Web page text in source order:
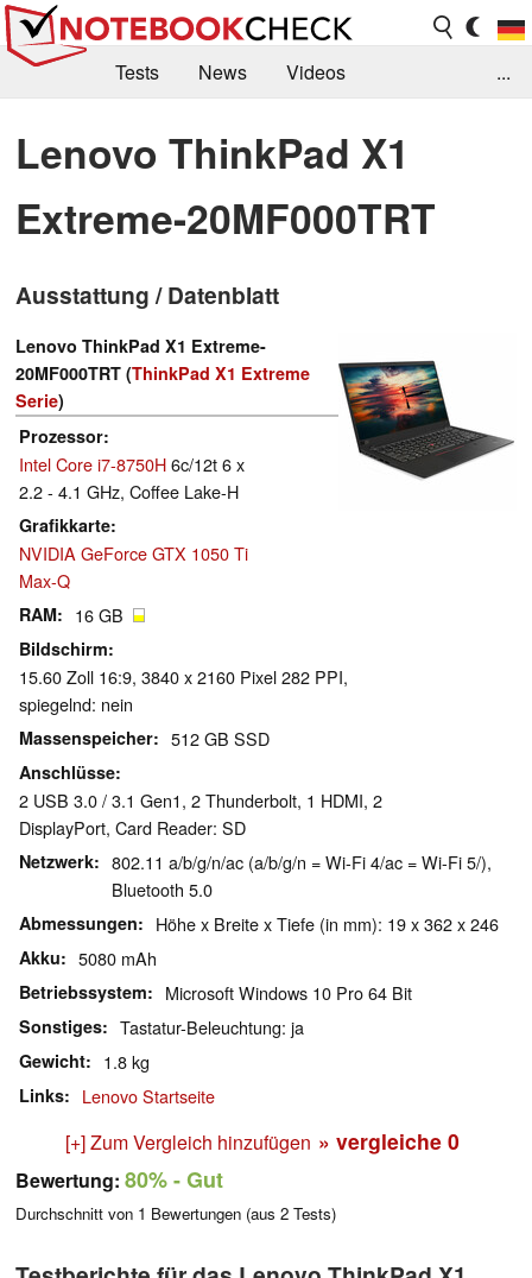
Tests News
Videos
Kaufberatung
Deals Suche
Jobs
Forum
...
Lenovo ThinkPad X1
Extreme-20MF000TRT
Ausstattung / Datenblatt
Lenovo ThinkPad X1 Extreme-
20MF000TRT (ThinkPad X1 Extreme
Serie)
Prozessor
Intel Core i7-8750H6c/12t 6 x
2.2 - 4.1 GHz, Coffee Lake-H
Grafikkarte
NVIDIA GeForce GTX 1050 Ti
Max-Q
RAM 16 GB
Bildschirm
15.60 Zoll 16:9, 3840 x 2160 Pixel 282 PPI,
spiegelnd: nein
Massenspeicher 512 GB SSD
Anschlüsse
2 USB 3.0 / 3.1 Gen1, 2 Thunderbolt, 1 HDMI, 2
DisplayPort, Card Reader: SD
Netzwerk
802.11 a/b/g/n/ac (a/b/g/n = Wi-Fi 4/ac = Wi-Fi 5/),
Bluetooth 5.0
Abmessungen Höhe x Breite x Tiefe (in mm): 19 x 362 x 246
Akku 5080 mAh
Betriebssystem Microsoft Windows 10 Pro 64 Bit
Sonstiges Tastatur-Beleuchtung: ja
Gewicht 1.8 kg
Links Lenovo Startseite
[+] Zum Vergleich hinzufügen » vergleiche 0
Bewertung: 80%- Gut
Durchschnitt von 1 Bewertungen (aus 2 Tests)